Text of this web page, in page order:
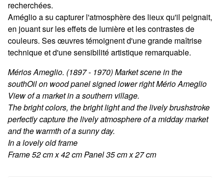
recherchées.
Améglio a su capturer l'atmosphère des lieux qu'il peignait,
en jouant sur les effets de lumière et les contrastes de
couleurs. Ses œuvres témoignent d'une grande maîtrise
technique et d'une sensibilité artistique remarquable.
Mérios Ameglio. (1897 - 1970) Market scene in the
southOil on wood panel signed lower right Mério Ameglio
View of a market in a southern village.
The bright colors, the bright light and the lively brushstroke
perfectly capture the lively atmosphere of a midday market
and the warmth of a sunny day.
In a lovely old frame
Frame 52 cm x 42 cm Panel 35 cm x 27 cm